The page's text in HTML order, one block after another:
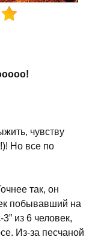
чувству
Но все по
так, он
побывавший на
из 6 человек,
Из-за песчаной